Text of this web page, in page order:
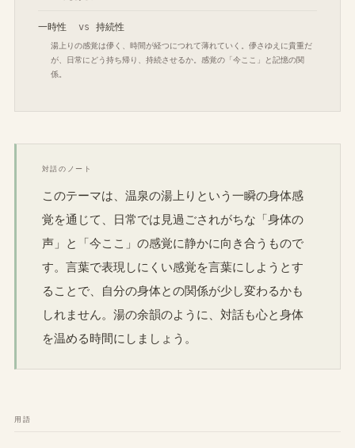
一時性 vs 持続性
湯上りの感覚は儚く、時間が経つにつれて薄れていく。儚さゆえに貴重だ
が、日常にどう持ち帰り、持続させるか。感覚の「今ここ」と記憶の関
係。
対話のノート
このテーマは、温泉の湯上りという一瞬の身体感
覚を通じて、日常では見過ごされがちな「身体の
声」と「今ここ」の感覚に静かに向き合うもので
す。言葉で表現しにくい感覚を言葉にしようとす
ることで、自分の身体との関係が少し変わるかも
しれません。湯の余韻のように、対話も心と身体
を温める時間にしましょう。
用語